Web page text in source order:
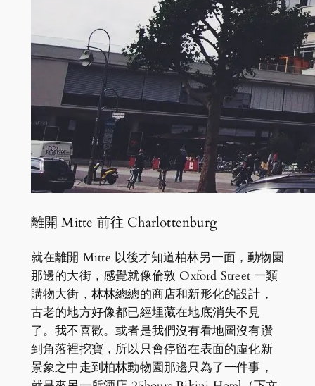
離開 Mitte 前往 Charlottenburg
就在離開 Mitte 以後才知道柏林另一面，動物園
那邊的大街，感覺就像倫敦 Oxford Street 一類
購物大街，林林總總的商店和新形化的設計，
古老的地方好像都已經埋藏在地底消失不見
了。我不喜歡。或者是我們沒有看地圖沒有躦
到角落裡挖寶，所以只會停留在表面的虛化新
景象之中走到柏林動物園那邊只為了一件事，